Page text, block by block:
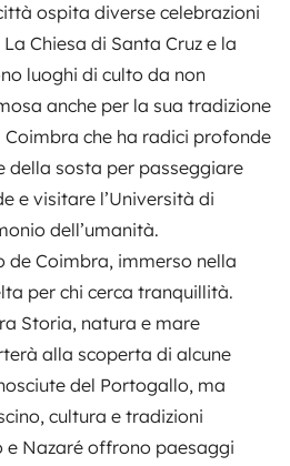
ospita diverse celebrazioni
Chiesa di Santa Cruz e la
luoghi di culto da non
anche per la sua tradizione
che ha radici profonde
sosta per passeggiare
e visitare l’Università di
dell’umanità.
de Coimbra, immerso nella
per chi cerca tranquillità.
Storia, natura e mare
alla scoperta di alcune
del Portogallo, ma
cultura e tradizioni
e Nazaré offrono paesaggi